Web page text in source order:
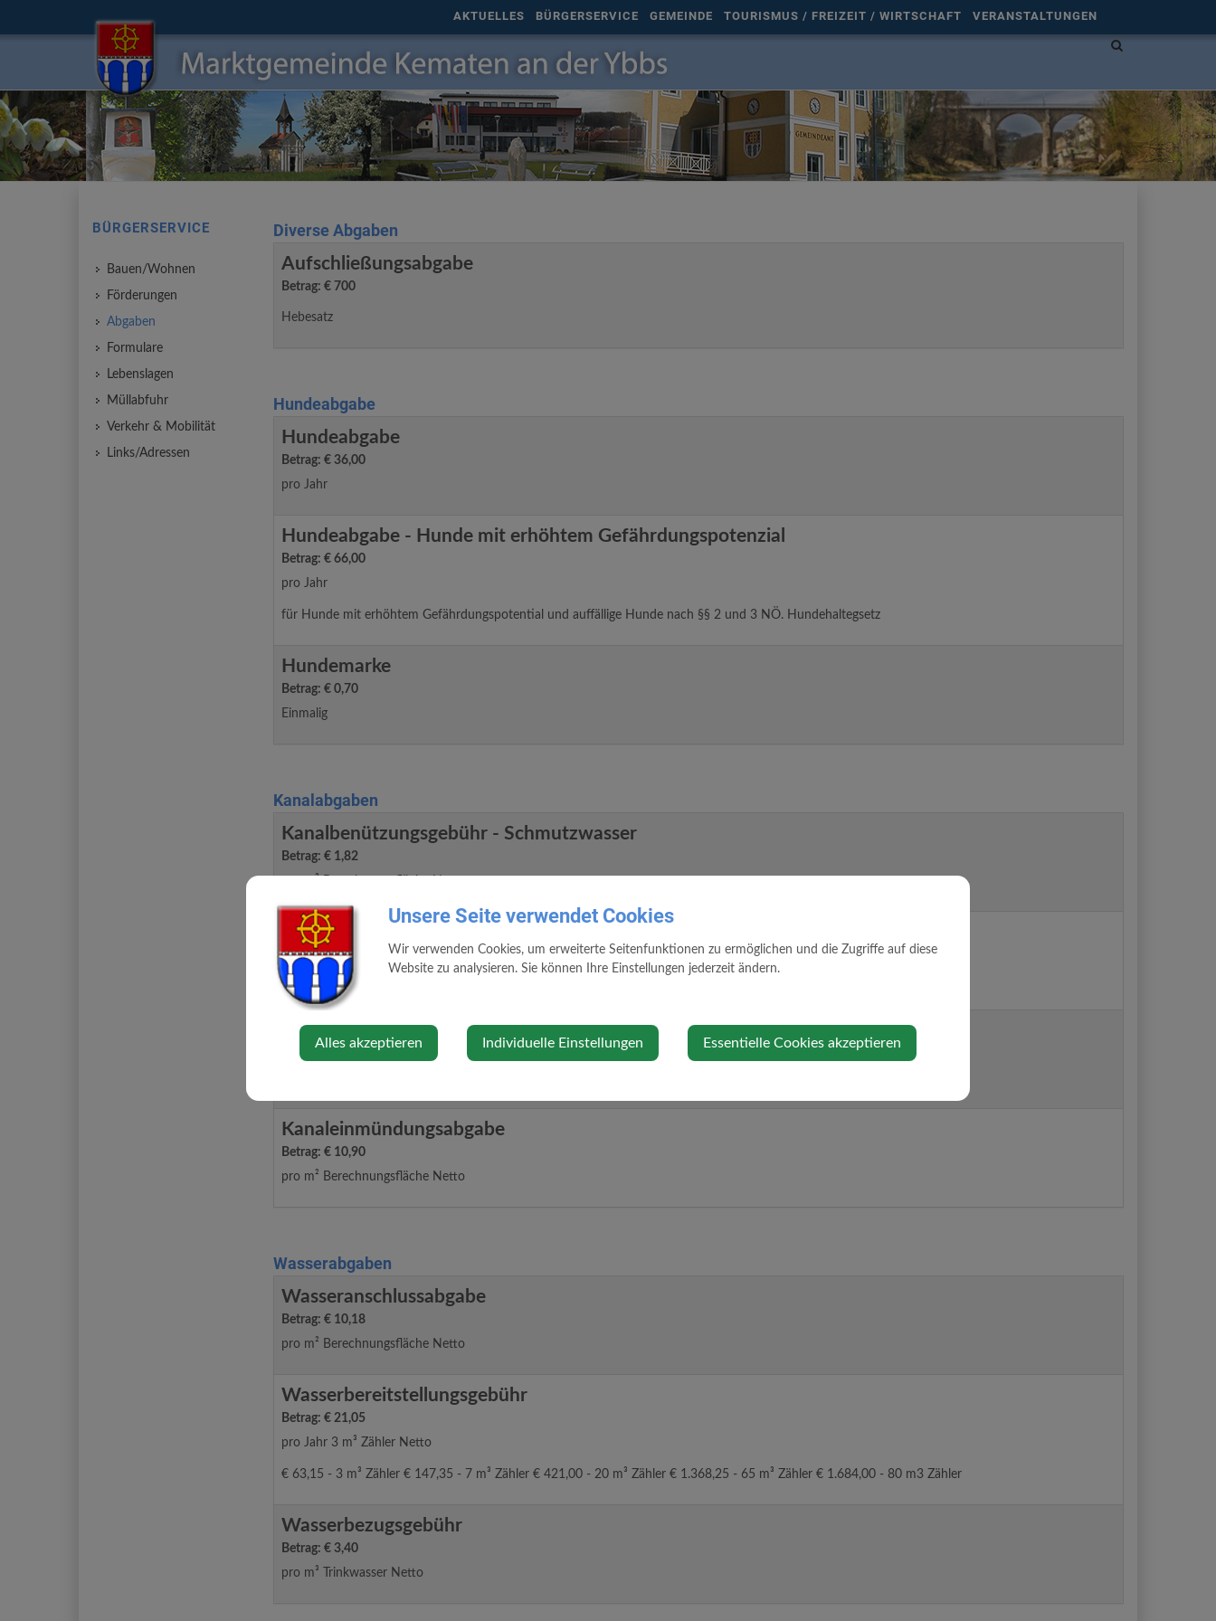
Site
AKTUELLES BÜRGERSERVICE GEMEINDE TOURISMUS / FREIZEIT / WIRTSCHAFT VERANSTALTUNGEN
Diverse Abgaben
Aufschließungsabgabe
Betrag: € 700
Hebesatz
Hundeabgabe
Hundeabgabe
Betrag: € 36,00
pro Jahr
Hundeabgabe - Hunde mit erhöhtem Gefährdungspotenzial
Betrag: € 66,00
pro Jahr
für Hunde mit erhöhtem Gefährdungspotential und auffällige Hunde nach §§ 2 und 3 NÖ. Hundehaltegsetz
Hundemarke
Betrag: € 0,70
Einmalig
Kanalabgaben
Kanalbenützungsgebühr - Schmutzwasser
Betrag: € 1,82
Kanalbenützungsgebühr - Schmutzwasser und Regenwasser
Betrag: € 2,00
pro m² Berechnungsfläche Netto
Kanalbenützungsgebühr - spezifischer Jahresaufwand
Betrag: € 37,31
Kanaleinmündungsabgabe
Betrag: € 10,90
pro m² Berechnungsfläche Netto
Wasserabgaben
Wasseranschlussabgabe
Betrag: € 10,18
pro m² Berechnungsfläche Netto
Wasserbereitstellungsgebühr
Betrag: € 21,05
pro Jahr 3 m³ Zähler Netto
€ 63,15 - 3 m³ Zähler € 147,35 - 7 m³ Zähler € 421,00 - 20 m³ Zähler € 1.368,25 - 65 m³ Zähler € 1.684,00 - 80 m3 Zähler
Wasserbezugsgebühr
Betrag: € 3,40
pro m³ Trinkwasser Netto
BÜRGERSERVICE
Bauen/Wohnen
Förderungen
Abgaben
Formulare
Lebenslagen
Müllabfuhr
Verkehr & Mobilität
Links/Adressen
Unsere Seite verwendet Cookies
Wir verwenden Cookies, um erweiterte Seitenfunktionen zu ermöglichen und die Zugriffe auf diese
Website zu analysieren. Sie können Ihre Einstellungen jederzeit ändern.
Alles akzeptieren Individuelle Einstellungen Essentielle Cookies akzeptieren